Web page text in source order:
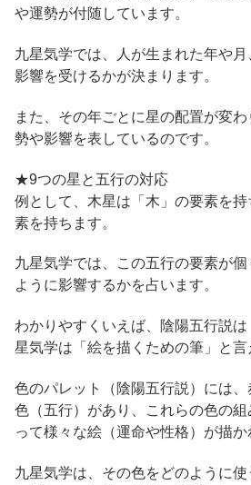
や運勢が付随しています。
九星気学では、人が生まれた年や
影響を受けるかが決まります。
また、その年ごとに星の配置が変
勢や影響を表しているのです。
★9つの星と五行の対応
例として、木星は「木」の要素を
素を持ちます。
九星気学では、この五行の要素が
ように影響するかを占います。
わかりやすくいえば、陰陽五行説
星気学は「絵を描くための筆」と言
色のパレット（陰陽五行説）には
色（五行）があり、これらの色の
って様々な絵（運命や性格）が描か
九星気学は、その色をどのように